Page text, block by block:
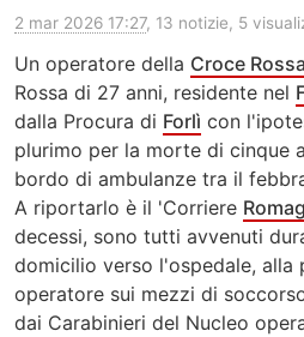
2 mar 2026 17:27, 13 notizie, 5
Un operatore della Croce Rossa
Rossa di 27 anni, residente nel
dalla Procura di Forlì con
plurimo per la morte di cinque
bordo di ambulanze tra il
A riportarlo è il 'Corriere
decessi, sono tutti avvenuti
domicilio verso l'ospedale, alla
operatore sui mezzi di
dai Carabinieri del Nucleo